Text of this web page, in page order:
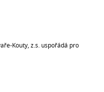
Kouty, z.s. uspořádá pro